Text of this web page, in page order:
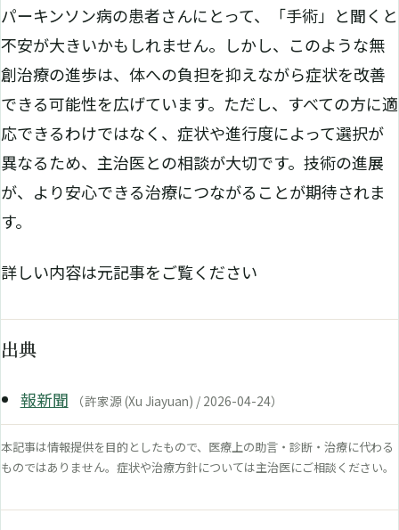
パーキンソン病の患者さんにとって、「手術」と聞くと
不安が大きいかもしれません。しかし、このような無
創治療の進歩は、体への負担を抑えながら症状を改善
できる可能性を広げています。ただし、すべての方に適
応できるわけではなく、症状や進行度によって選択が
異なるため、主治医との相談が大切です。技術の進展
が、より安心できる治療につながることが期待されま
す。
詳しい内容は元記事をご覧ください
出典
報新聞 （許家源 (Xu Jiayuan) / 2026-04-24）
本記事は情報提供を目的としたもので、医療上の助言・診断・治療に代わる
ものではありません。症状や治療方針については主治医にご相談ください。